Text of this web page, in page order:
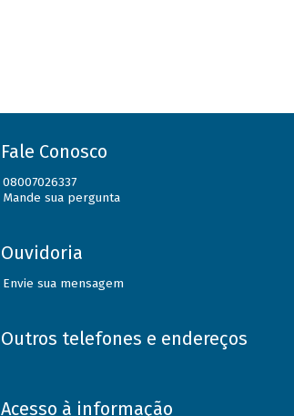
Fale Conosco
08007026337
Mande sua pergunta
Ouvidoria
Envie sua mensagem
Outros telefones e endereços
Acesso à informação